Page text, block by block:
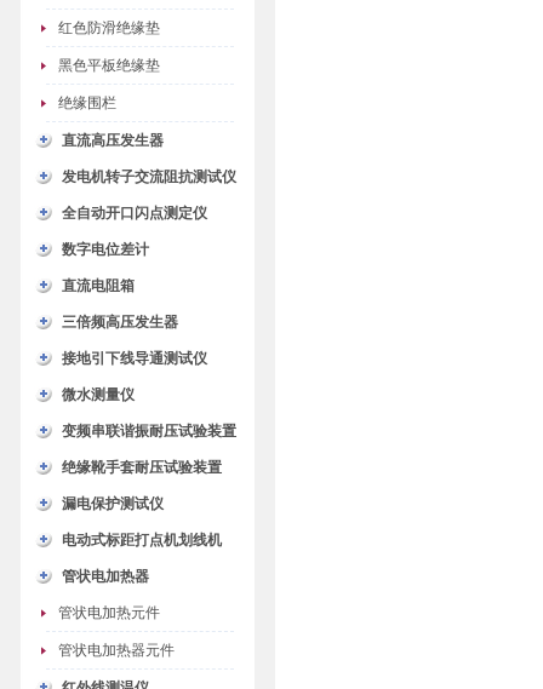
红色防滑绝缘垫
黑色平板绝缘垫
绝缘围栏
直流高压发生器
发电机转子交流阻抗测试仪
全自动开口闪点测定仪
数字电位差计
直流电阻箱
三倍频高压发生器
接地引下线导通测试仪
微水测量仪
变频串联谐振耐压试验装置
绝缘靴手套耐压试验装置
漏电保护测试仪
电动式标距打点机划线机
管状电加热器
管状电加热元件
管状电加热器元件